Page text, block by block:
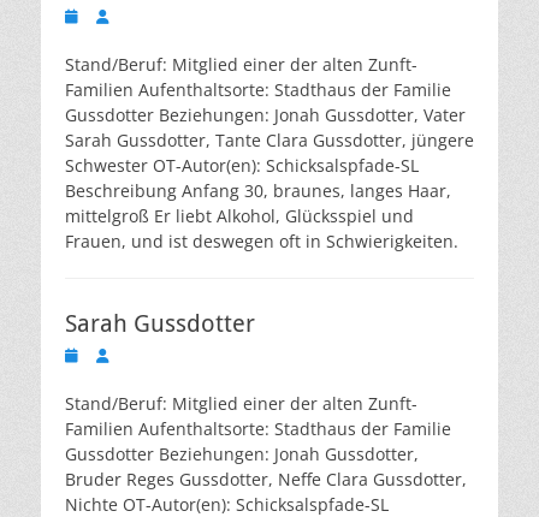
Veröffentlicht
Autor
Stand/Beruf: Mitglied einer der alten Zunft-
Familien Aufenthaltsorte: Stadthaus der Familie
Gussdotter Beziehungen: Jonah Gussdotter, Vater
Sarah Gussdotter, Tante Clara Gussdotter, jüngere
Schwester OT-Autor(en): Schicksalspfade-SL
Beschreibung Anfang 30, braunes, langes Haar,
mittelgroß Er liebt Alkohol, Glücksspiel und
Frauen, und ist deswegen oft in Schwierigkeiten.
Sarah Gussdotter
Veröffentlicht
Autor
Stand/Beruf: Mitglied einer der alten Zunft-
Familien Aufenthaltsorte: Stadthaus der Familie
Gussdotter Beziehungen: Jonah Gussdotter,
Bruder Reges Gussdotter, Neffe Clara Gussdotter,
Nichte OT-Autor(en): Schicksalspfade-SL